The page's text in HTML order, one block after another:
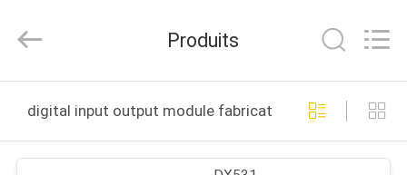
PRODUITS
Technology
CO.,LTD.
Reserved.
Produits
digital input output module fabrication en ligne